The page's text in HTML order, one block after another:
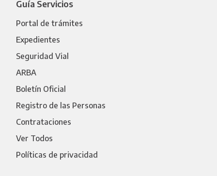
Guía Servicios
Portal de trámites
Expedientes
Seguridad Vial
ARBA
Boletín Oficial
Registro de las Personas
Contrataciones
Ver Todos
Políticas de privacidad